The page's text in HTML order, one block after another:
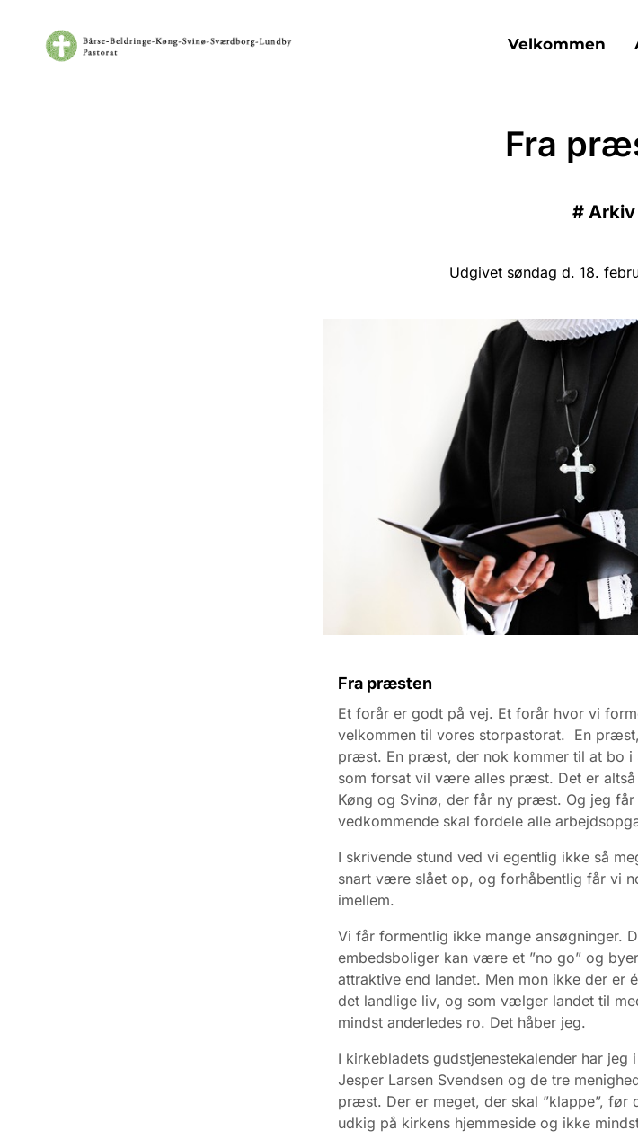
Velkommen
Fra
# Arkiv
Udgivet søndag d. 18.
Fra præsten
Et forår er godt på vej. Et forår hvor vi
velkommen til vores storpastorat. En
præst. En præst, der nok kommer til at bo
som forsat vil være alles præst. Det er altså
Køng og Svinø, der får ny præst. Og jeg
vedkommende skal fordele alle
I skrivende stund ved vi egentlig ikke så
snart være slået op, og forhåbentlig får vi
imellem.
Vi får formentlig ikke mange ansøgninger.
embedsboliger kan være et ”no go” og
attraktive end landet. Men mon ikke der er
det landlige liv, og som vælger landet til
mindst anderledes ro. Det håber jeg.
I kirkebladets gudstjenestekalender har jeg
Jesper Larsen Svendsen og de tre
præst. Der er meget, der skal ”klappe”, før
udkig på kirkens hjemmeside og ikke